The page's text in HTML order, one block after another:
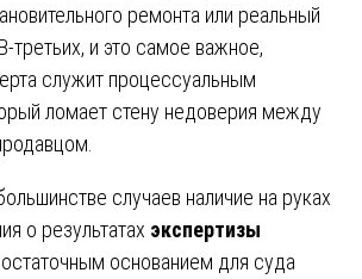
ремонта или реальный
и это самое важное,
служит процессуальным
ломает стену недоверия между
случаев наличие на руках
о результатах экспертизы
основанием для суда